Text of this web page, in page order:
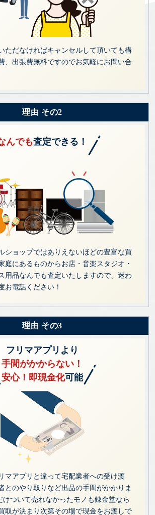
ただなければキャンセルして頂いても構
、出張費無料ですのでお気軽にお問い合
理由 その2
んでも査定できる！
ショップではありえないほどの豊富な買
庭にあるものからお店・音楽スタジオ・
用品なんでも査定いたしますので、迷わ
お電話ください！
理由 その3
フリマアプリより
手間がかからない！
安心！即現金化可能
マアプリと違って宅配業者への受け渡
とのやり取りなど出品の手間がかかりま
けついて売れなかったモノも錬金堂なら
取が決まり次第その場で現金をお渡しで